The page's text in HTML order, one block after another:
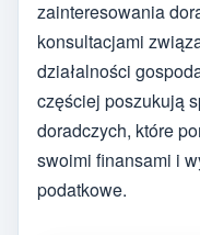
zainteresowania
konsultacjami
działalności
częściej poszukują
doradczych, które
swoimi finansami i
podatkowe.